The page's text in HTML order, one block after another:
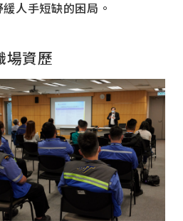
人手短缺的困局。
場資歷